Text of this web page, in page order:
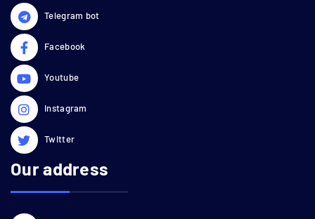
Telegram bot
Facebook
Youtube
Instagram
Twitter
Our address